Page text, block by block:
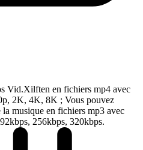
Vid.Xilften en fichiers mp4 avec
2K, 4K, 8K ; Vous pouvez
musique en fichiers mp3 avec
256kbps, 320kbps.